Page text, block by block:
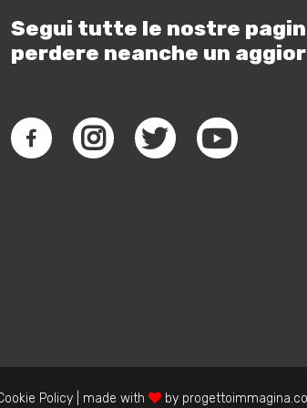
Segui tutte le nostre
perdere neanche un
Policy | made with by